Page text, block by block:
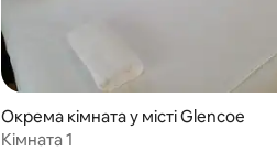
Окрема кімната у місті Glencoe
Кімната 1